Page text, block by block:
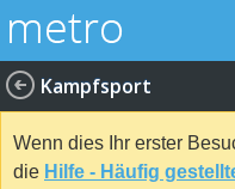
Kampfsport
Wenn dies Ihr erster
die Hilfe - Häufig